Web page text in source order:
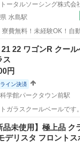
ータルソーシング株式会
水島駅
寮費無料！未経験OK！自
ル
骨組みに、車内外の各部
各...
その他
21 22 ワゴンR クー
ス
円
イン決済
学館パークタウン前駅
ガラスクールベールです
。細かいチッピングは
ちろん、修理の必要な傷
てます。車検も問...
雲科学館パークタウン前
ロントガラス
品未使用】極上品
デリスタ フロント